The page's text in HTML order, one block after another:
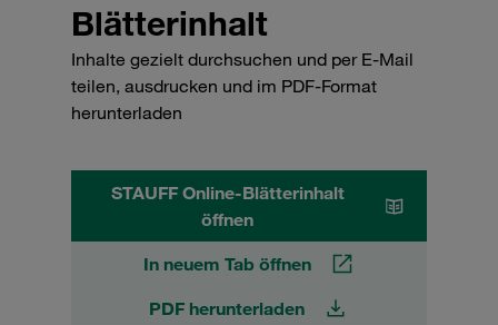
Blätterinhalt
Inhalte gezielt durchsuchen und per E-Mail
teilen, ausdrucken und im PDF-Format
herunterladen
STAUFF Online-Blätterinhalt
öffnen
In neuem Tab öffnen
PDF herunterladen